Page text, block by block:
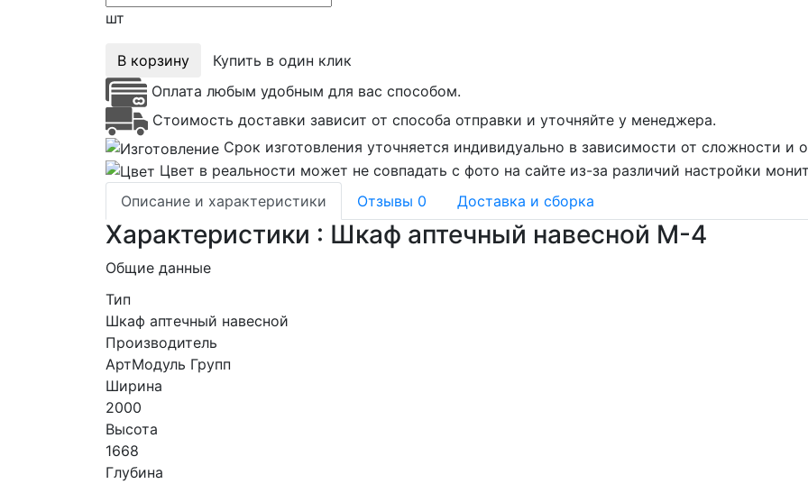
шт
В корзину
Купить в один клик
Оплата любым удобным для вас способом.
Стоимость доставки зависит от способа отправки и уточняйте у менеджера.
Срок изготовления уточняется индивидуально в зависимости от сложности и
Цвет в реальности может не совпадать с фото на сайте из-за различий настройки
Описание и характеристики
Отзывы 0 Доставка и сборка
Характеристики : Шкаф аптечный навесной М-4
Общие данные
Тип
Шкаф аптечный навесной
Производитель
АртМодуль Групп
Ширина
2000
Высота
1668
Глубина